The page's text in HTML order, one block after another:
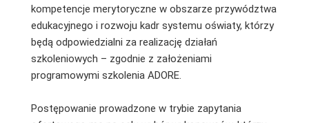
kompetencje merytoryczne w obszarze przywództwa
edukacyjnego i rozwoju kadr systemu oświaty, którzy
będą odpowiedzialni za realizację działań
szkoleniowych – zgodnie z założeniami
programowymi szkolenia ADORE.
Postępowanie prowadzone w trybie zapytania